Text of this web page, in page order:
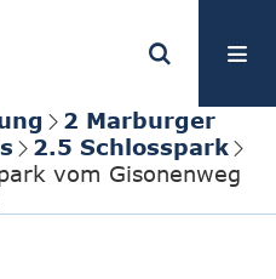
2 Marburger
2.5 Schlosspark
vom Gisonenweg